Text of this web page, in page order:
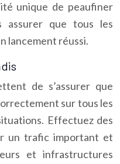
unique de peaufiner
que tous les
lancement réussi.
de s’assurer que
sur tous les
Effectuez des
un trafic important et
et infrastructures